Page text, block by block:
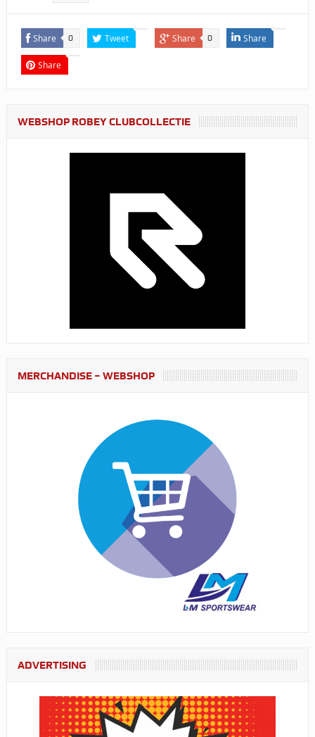
Share 0 Tweet Share 0 Share
Share
WEBSHOP ROBEY CLUBCOLLECTIE
MERCHANDISE – WEBSHOP
ADVERTISING